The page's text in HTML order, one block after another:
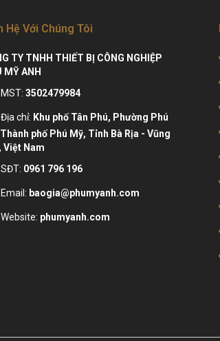
Hệ Với Chúng Tôi
TY TNHH THIẾT BỊ CÔNG NGHIỆP
MỸ ANH
MST: 3502479984
Địa chỉ: Khu phố Tân Phú, Phường Phú
phố Phú Mỹ, Tỉnh Bà Rịa - Vũng
Việt Nam
SĐT: 0961 796 196
Email: baogia@phumyanh.com
Website: phumyanh.com